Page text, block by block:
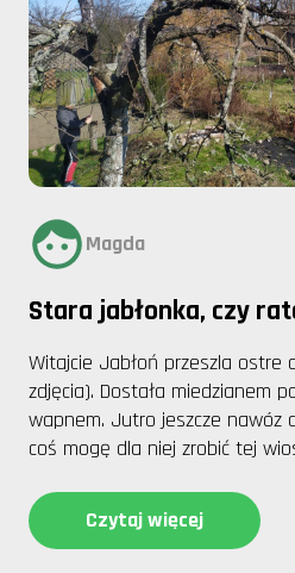
Magda
Stara jabłonka, czy
Witajcie Jabłoń przeszla ostre
zdjęcia). Dostała miedzianem
wapnem. Jutro jeszcze nawóz
coś mogę dla niej zrobić tej
Czytaj więcej